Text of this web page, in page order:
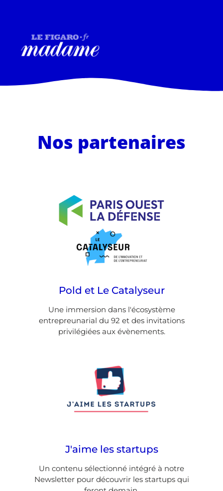
Nos partenaires
Pold et Le Catalyseur
Une immersion dans l'écosystème
entrepreunarial du 92 et des invitations
privilégiées aux évènements.
J'aime les startups
Un contenu sélectionné intégré à notre
Newsletter pour découvrir les startups qui